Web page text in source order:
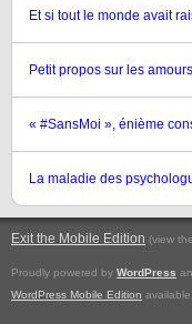
Et si tout le monde avait
Petit propos sur les
« #SansMoi », énième
La maladie des
Exit the Mobile Edition (view
Proudly powered by WordPress
WordPress Mobile Edition available